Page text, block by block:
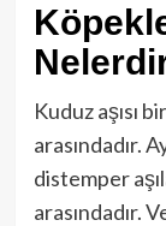
Kuduz aşısı
arasındadır.
distemper
arasındadır.